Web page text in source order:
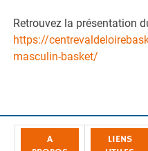
Retrouvez la présentation
https://
masculin-basket/
A
LIENS